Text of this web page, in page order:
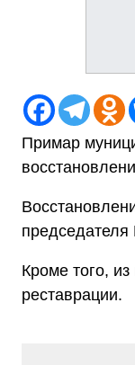
Примар
председателя
Кроме того,
реставрации.